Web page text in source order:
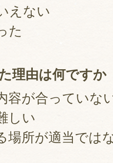
えない
た
理由は何ですか
容が合っていな
しい
場所が適当では